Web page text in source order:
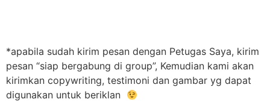
*apabila sudah kirim pesan dengan Petugas Saya, kirim
pesan “siap bergabung di group”, Kemudian kami akan
kirimkan copywriting, testimoni dan gambar yg dapat
digunakan untuk beriklan